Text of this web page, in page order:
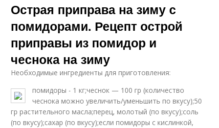
Острая приправа на зиму с
помидорами. Рецепт острой
приправы из помидор и
чеснока на зиму
Необходимые ингредиенты для приготовления:
помидоры - 1 кг;чеснок — 100 гр (количество
чеснока можно увеличить/уменьшить по вкусу);50
гр растительного масла;перец, молотый (по вкусу);соль
(по вкусу);сахар (по вкусу);если помидоры с кислинкой,